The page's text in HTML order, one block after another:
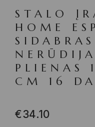
STALO
HOME
SIDABRAS
PLIENAS
CM 16
€34.10